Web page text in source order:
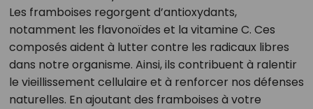
Les framboises regorgent d’antioxydants,
notamment les flavonoïdes et la vitamine C. Ces
composés aident à lutter contre les radicaux libres
dans notre organisme. Ainsi, ils contribuent à ralentir
le vieillissement cellulaire et à renforcer nos défenses
naturelles. En ajoutant des framboises à votre